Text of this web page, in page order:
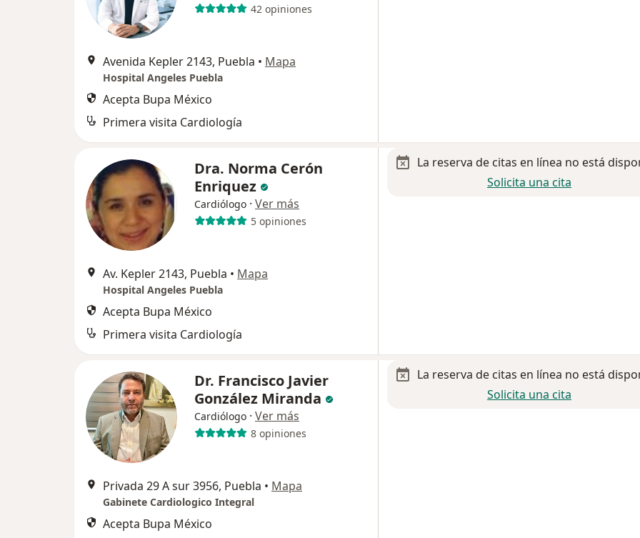
42 opiniones
Avenida Kepler 2143, Puebla • Mapa
Hospital Angeles Puebla
Acepta Bupa México
Primera visita Cardiología
Dra. Norma Cerón
Enriquez
Cardiólogo · Ver más
5 opiniones
Av. Kepler 2143, Puebla • Mapa
Hospital Angeles Puebla
Acepta Bupa México
Primera visita Cardiología
La reserva de citas en línea no está
Solicita una cita
Dr. Francisco Javier
González Miranda
Cardiólogo · Ver más
8 opiniones
Privada 29 A sur 3956, Puebla • Mapa
Gabinete Cardiologico Integral
Acepta Bupa México
La reserva de citas en línea no está
Solicita una cita